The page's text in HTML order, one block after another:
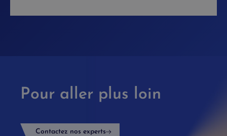
Pour aller plus loin
Contactez nos experts